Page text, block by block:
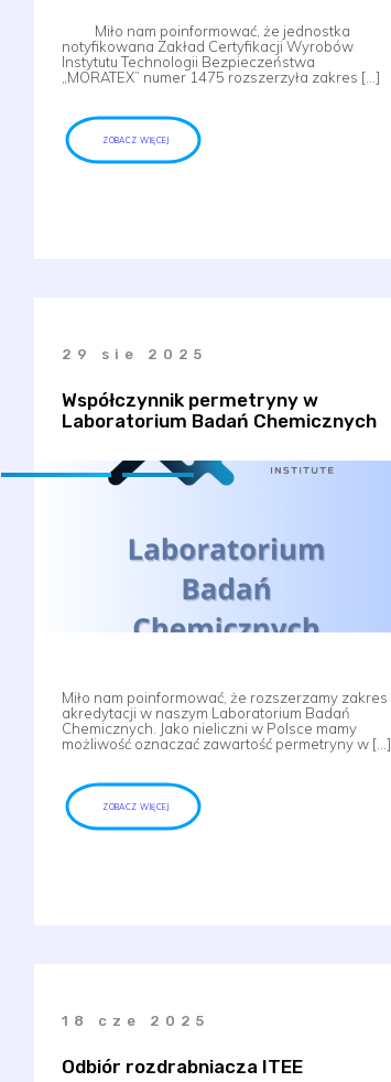
Miło nam poinformować, że jednostka
notyfikowana Zakład Certyfikacji Wyrobów
Instytutu Technologii Bezpieczeństwa
„MORATEX” numer 1475 rozszerzyła zakres […]
ZOBACZ WIĘCEJ
29 sie 2025
Współczynnik permetryny w
Laboratorium Badań Chemicznych
Miło nam poinformować, że rozszerzamy zakres
akredytacji w naszym Laboratorium Badań
Chemicznych. Jako nieliczni w Polsce mamy
możliwość oznaczać zawartość permetryny w […]
ZOBACZ WIĘCEJ
18 cze 2025
Odbiór rozdrabniacza ITEE